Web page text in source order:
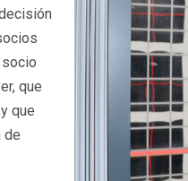
que
que
de